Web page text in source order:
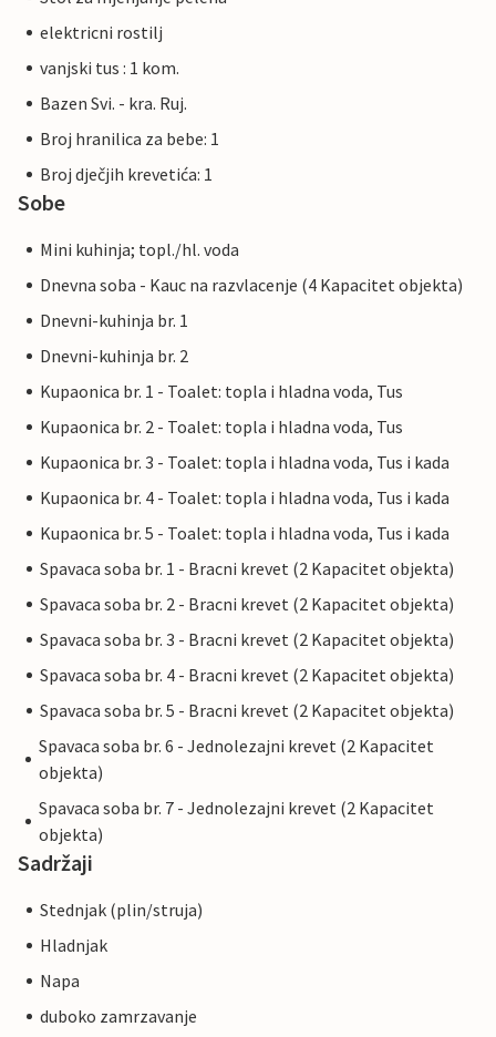
elektricni rostilj
vanjski tus : 1 kom.
Bazen Svi. - kra. Ruj.
Broj hranilica za bebe: 1
Broj dječjih krevetića: 1
Sobe
Mini kuhinja; topl./hl. voda
Dnevna soba - Kauc na razvlacenje (4 Kapacitet objekta)
Dnevni-kuhinja br. 1
Dnevni-kuhinja br. 2
Kupaonica br. 1 - Toalet: topla i hladna voda, Tus
Kupaonica br. 2 - Toalet: topla i hladna voda, Tus
Kupaonica br. 3 - Toalet: topla i hladna voda, Tus i kada
Kupaonica br. 4 - Toalet: topla i hladna voda, Tus i kada
Kupaonica br. 5 - Toalet: topla i hladna voda, Tus i kada
Spavaca soba br. 1 - Bracni krevet (2 Kapacitet objekta)
Spavaca soba br. 2 - Bracni krevet (2 Kapacitet objekta)
Spavaca soba br. 3 - Bracni krevet (2 Kapacitet objekta)
Spavaca soba br. 4 - Bracni krevet (2 Kapacitet objekta)
Spavaca soba br. 5 - Bracni krevet (2 Kapacitet objekta)
Spavaca soba br. 6 - Jednolezajni krevet (2 Kapacitet
objekta)
Spavaca soba br. 7 - Jednolezajni krevet (2 Kapacitet
objekta)
Sadržaji
Stednjak (plin/struja)
Hladnjak
Napa
duboko zamrzavanje